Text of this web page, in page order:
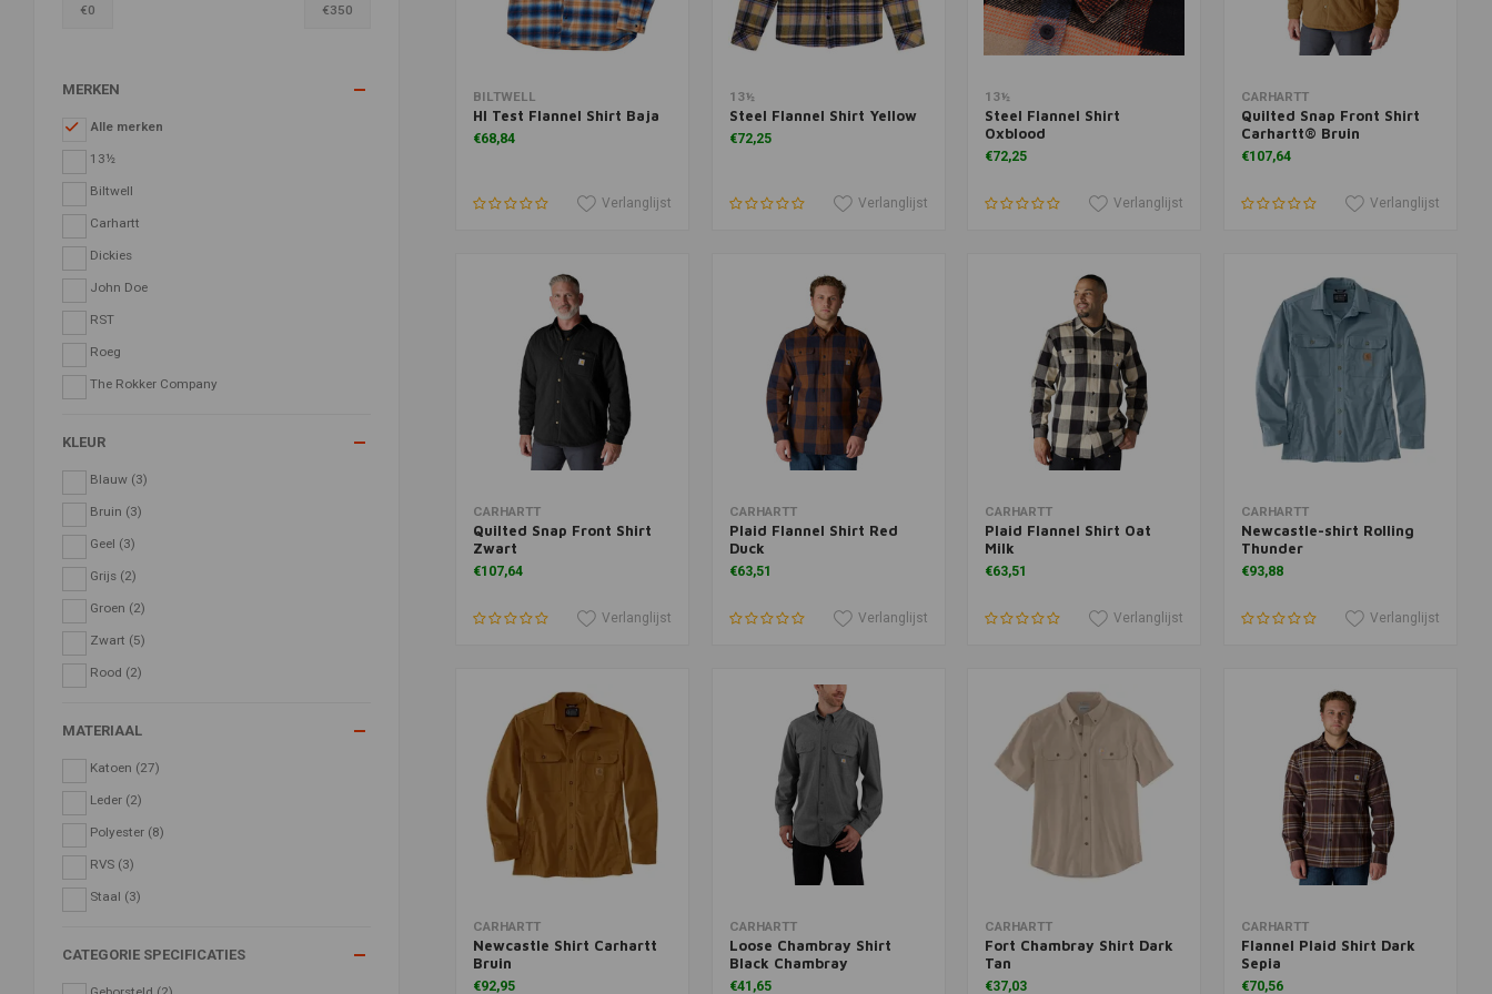
€0 €350
MERKEN
Alle merken
13½
Biltwell
Carhartt
Dickies
John Doe
RST
Roeg
The Rokker Company
KLEUR
Blauw (3)
Bruin (3)
Geel (3)
Grijs (2)
Groen (2)
Zwart (5)
Rood (2)
MATERIAAL
Katoen (27)
Leder (2)
Polyester (8)
RVS (3)
Staal (3)
CATEGORIE SPECIFICATIES
Toevoegen aan winkelwagen
BILTWELL
HI Test Flannel Shirt Baja
€68,84
Verlanglijst
Toevoegen aan winkelwagen
13½
Steel Flannel Shirt Yellow
€72,25
Verlanglijst
Toevoegen aan winkelwagen
13½
Steel Flannel Shirt
Oxblood
€72,25
Verlanglijst
Toevoegen aan winkelwagen
CARHARTT
Quilted Snap Front Shirt
Carhartt® Bruin
€107,64
Verlanglijst
Toevoegen aan winkelwagen
CARHARTT
Quilted Snap Front Shirt
Zwart
€107,64
Verlanglijst
Meer informatie
CARHARTT
Plaid Flannel Shirt Red
Duck
€63,51
Verlanglijst
Toevoegen aan winkelwagen
CARHARTT
Plaid Flannel Shirt Oat
Milk
€63,51
Verlanglijst
Toevoegen aan winkelwagen
CARHARTT
Newcastle-shirt Rolling
Thunder
€93,88
Verlanglijst
Toevoegen aan winkelwagen
CARHARTT
Newcastle Shirt Carhartt
Bruin
€92,95
Toevoegen aan winkelwagen
CARHARTT
Loose Chambray Shirt
Black Chambray
€41,65
Toevoegen aan winkelwagen
CARHARTT
Fort Chambray Shirt Dark
Tan
€37,03
Toevoegen aan winkelwagen
CARHARTT
Flannel Plaid Shirt Dark
Sepia
€70,56